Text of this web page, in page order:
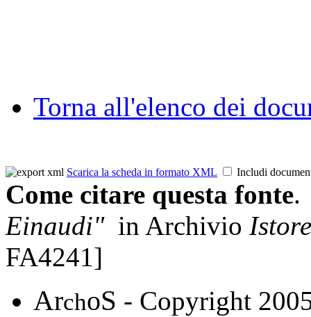
Torna all'elenco dei
Scarica la scheda in formato XML Includi
Come citare questa fonte.
Einaudi"in Archivio
FA4241]
ArchoS - Copyright